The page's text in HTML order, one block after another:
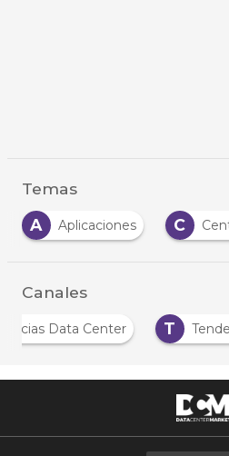
Temas
Aplicaciones C Centro
Canales
Noticias Data Center T